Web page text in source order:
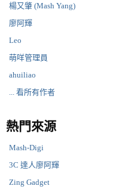
楊又肇 (Mash Yang)
廖阿輝
Leo
萌咩管理員
ahuiliao
... 看所有作者
熱門來源
Mash-Digi
3C 達人廖阿輝
Zing Gadget